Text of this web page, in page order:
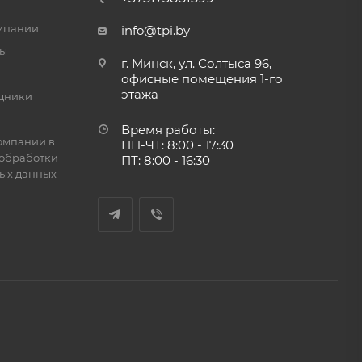
в
данных
info@tpi.by
г. Минск, ул. Солтыса 96,
офисные помещения 1-го
этажа
Время работы:
ПН-ЧТ: 8:00 - 17:30
ПТ: 8:00 - 16:30